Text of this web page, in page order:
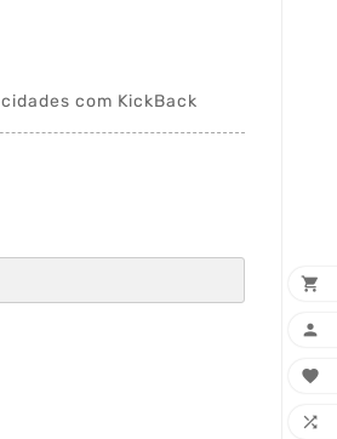
com KickBack



